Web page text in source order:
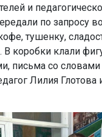
и
по запросу
тушенку,
коробки клали
письма со
Лилия Глотова